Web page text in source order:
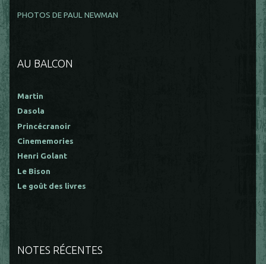
PHOTOS DE PAUL NEWMAN
AU BALCON
Martin
Dasola
Princécranoir
Cinememories
Henri Golant
Le Bison
Le goût des livres
NOTES RÉCENTES